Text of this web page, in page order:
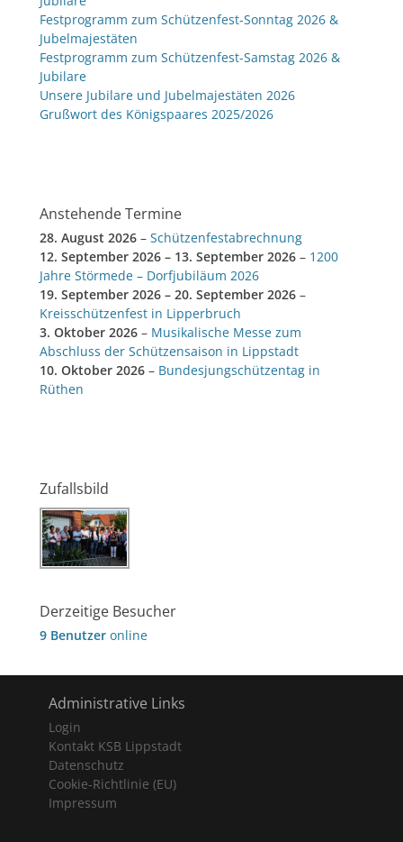
Festprogramm zum Schützenfest-Sonntag 2026 &
Jubelmajestäten
Festprogramm zum Schützenfest-Samstag 2026 &
Jubilare
Unsere Jubilare und Jubelmajestäten 2026
Grußwort des Königspaares 2025/2026
Anstehende Termine
28. August 2026 – Schützenfestabrechnung
12. September 2026 – 13. September 2026 – 1200
Jahre Störmede – Dorfjubiläum 2026
19. September 2026 – 20. September 2026 –
Kreisschützenfest in Lipperbruch
3. Oktober 2026 – Musikalische Messe zum
Abschluss der Schützensaison in Lippstadt
10. Oktober 2026 – Bundesjungschützentag in
Rüthen
Zufallsbild
Derzeitige Besucher
9 Benutzer online
Administrative Links
Login
Kontakt KSB Lippstadt
Datenschutz
Cookie-Richtlinie (EU)
Impressum